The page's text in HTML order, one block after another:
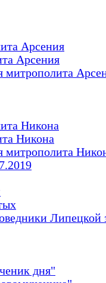
Арсения
Арсения
митрополита
Никона
Никона
митрополита
Липецкой
дня"